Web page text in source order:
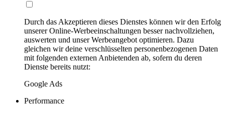
Durch das Akzeptieren dieses Dienstes können wir den Erfolg
unserer Online-Werbeeinschaltungen besser nachvollziehen,
auswerten und unser Werbeangebot optimieren. Dazu
gleichen wir deine verschlüsselten personenbezogenen Daten
mit folgenden externen Anbietenden ab, sofern du deren
Dienste bereits nutzt:
Google Ads
Performance